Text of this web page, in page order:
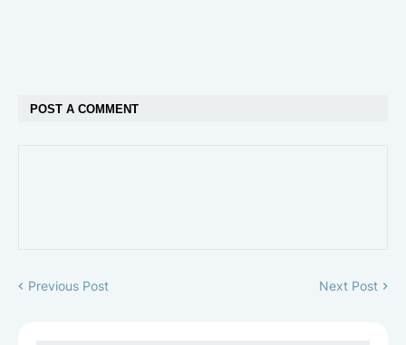
POST A COMMENT
Previous Post Next Post